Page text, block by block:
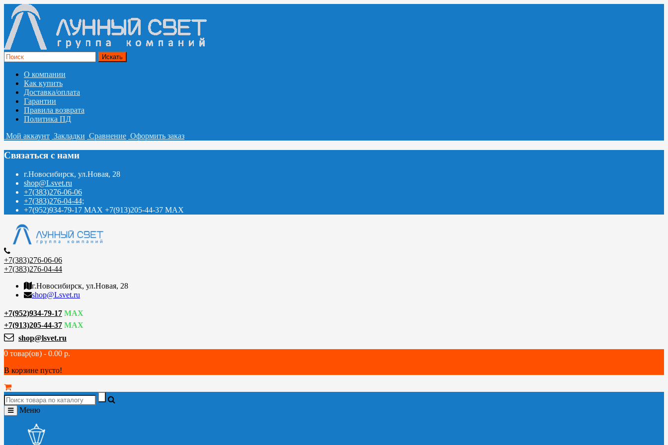
О компании
Как купить
Доставка/оплата
Гарантии
Правила возврата
Политика ПД
Мой аккаунт Закладки Сравнение Оформить заказ
Связаться с нами
г.Новосибирск, ул.Новая, 28
shop@Lsvet.ru
+7(383)276-06-06
+7(383)276-04-44;
+7(952)934-79-17 MAX +7(913)205-44-37 MAX
+7(383)276-06-06
+7(383)276-04-44
г.Новосибирск, ул.Новая, 28
shop@Lsvet.ru
+7(952)934-79-17 MAX
+7(913)205-44-37 MAX
shop@lsvet.ru
0 товар(ов) - 0.00 р.
В корзине пусто!
Меню